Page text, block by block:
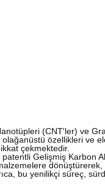
(CNT'ler) ve
olağanüstü özellikleri ve
çekmektedir.
Gelişmiş Karbon
bu yenilikçi süreç,